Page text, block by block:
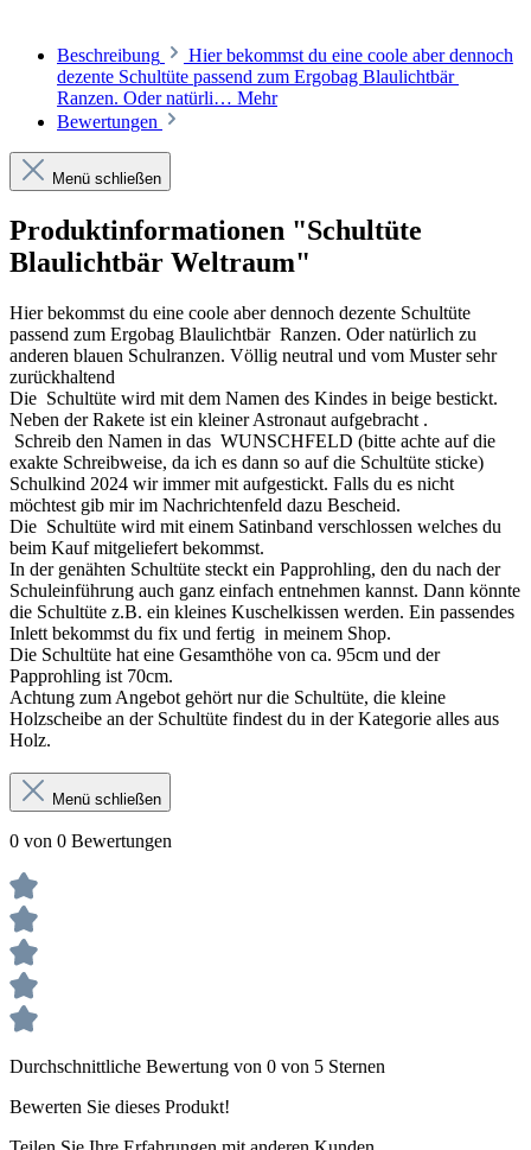
Beschreibung
Hier bekommst du eine coole aber dennoch
dezente Schultüte passend zum Ergobag Blaulichtbär
Ranzen. Oder natürli… Mehr
Bewertungen
Menü schließen
Produktinformationen "Schultüte
Blaulichtbär Weltraum"
Hier bekommst du eine coole aber dennoch dezente Schultüte
passend zum Ergobag Blaulichtbär Ranzen. Oder natürlich zu
anderen blauen Schulranzen. Völlig neutral und vom Muster sehr
zurückhaltend
Die Schultüte wird mit dem Namen des Kindes in beige bestickt.
Neben der Rakete ist ein kleiner Astronaut aufgebracht .
Schreib den Namen in das WUNSCHFELD (bitte achte auf die
exakte Schreibweise, da ich es dann so auf die Schultüte sticke)
Schulkind 2024 wir immer mit aufgestickt. Falls du es nicht
möchtest gib mir im Nachrichtenfeld dazu Bescheid.
Die Schultüte wird mit einem Satinband verschlossen welches du
beim Kauf mitgeliefert bekommst.
In der genähten Schultüte steckt ein Papprohling, den du nach der
Schuleinführung auch ganz einfach entnehmen kannst. Dann könnte
die Schultüte z.B. ein kleines Kuschelkissen werden. Ein passendes
Inlett bekommst du fix und fertig in meinem Shop.
Die Schultüte hat eine Gesamthöhe von ca. 95cm und der
Papprohling ist 70cm.
Achtung zum Angebot gehört nur die Schultüte, die kleine
Holzscheibe an der Schultüte findest du in der Kategorie alles aus
Holz.
Menü schließen
0 von 0 Bewertungen
Durchschnittliche Bewertung von 0 von 5 Sternen
Bewerten Sie dieses Produkt!